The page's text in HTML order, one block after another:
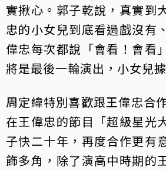
實揪心。郭子乾說，真實到
忠的小女兒到底看過戲沒有
偉忠每次都說「會看！會看
將是最後一輪演出，小女兒
周定緯特別喜歡跟王偉忠合
在王偉忠的節目「超級星光
子快二十年，再度合作更有
飾多角，除了演高中時期的